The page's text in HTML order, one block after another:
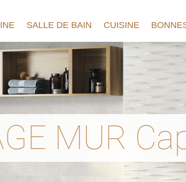
SALLE DE BAIN CUISINE
MUR